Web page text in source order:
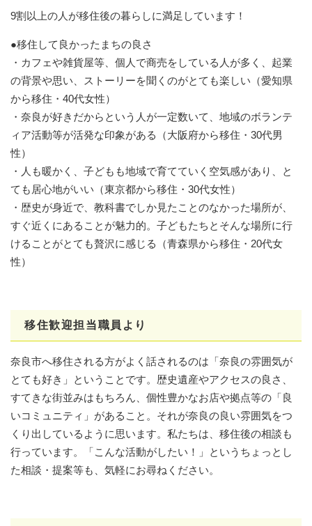
9割以上の人が移住後の暮らしに満足しています！
●移住して良かったまちの良さ
・カフェや雑貨屋等、個人で商売をしている人が多く、起業
の背景や思い、ストーリーを聞くのがとても楽しい（愛知県
から移住・40代女性）
・奈良が好きだからという人が一定数いて、地域のボランテ
ィア活動等が活発な印象がある（大阪府から移住・30代男
性）
・人も暖かく、子どもも地域で育てていく空気感があり、と
ても居心地がいい（東京都から移住・30代女性）
・歴史が身近で、教科書でしか見たことのなかった場所が、
すぐ近くにあることが魅力的。子どもたちとそんな場所に行
けることがとても贅沢に感じる（青森県から移住・20代女
性）
移住歓迎担当職員より
奈良市へ移住される方がよく話されるのは「奈良の雰囲気が
とても好き」ということです。歴史遺産やアクセスの良さ、
すてきな街並みはもちろん、個性豊かなお店や拠点等の「良
いコミュニティ」があること。それが奈良の良い雰囲気をつ
くり出しているように思います。私たちは、移住後の相談も
行っています。「こんな活動がしたい！」というちょっとし
た相談・提案等も、気軽にお尋ねください。